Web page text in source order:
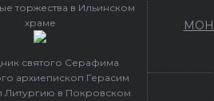
торжества в Ильинском
храме
святого Серафима
архиепископ Герасим
Литургию в Покровском